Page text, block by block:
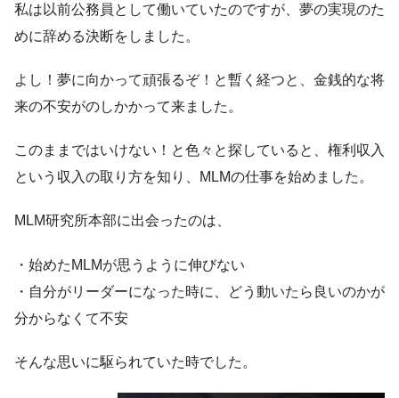
私は以前公務員として働いていたのですが、夢の実現のた
めに辞める決断をしました。
よし！夢に向かって頑張るぞ！と暫く経つと、金銭的な将
来の不安がのしかかって来ました。
このままではいけない！と色々と探していると、権利収入
という収入の取り方を知り、MLMの仕事を始めました。
MLM研究所本部に出会ったのは、
・始めたMLMが思うように伸びない
・自分がリーダーになった時に、どう動いたら良いのかが
分からなくて不安
そんな思いに駆られていた時でした。